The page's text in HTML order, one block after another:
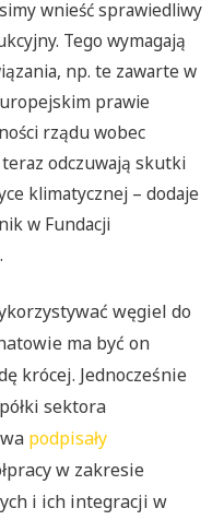
wnieść sprawiedliwy
Tego wymagają
np. te zawarte w
prawie
rządu wobec
odczuwają skutki
klimatycznej – dodaje
w Fundacji
węgiel do
ma być on
krócej. Jednocześnie
sektora
podpisały
w zakresie
i ich integracji w